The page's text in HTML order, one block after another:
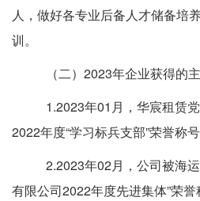
人 ， 做好各专业后备人才储备培
训。
（二） 2023年企业获得的
1.2023年01月，华宸租赁
2022年度“学习标兵支部”荣誉称号
2.2023年02月，公司被海
有限公司2022年度先进集体”荣誉